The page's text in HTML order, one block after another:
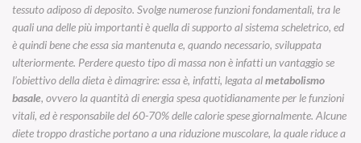
tessuto adiposo di deposito. Svolge numerose funzioni fondamentali, tra le
quali una delle più importanti è quella di supporto al sistema scheletrico, ed
è quindi bene che essa sia mantenuta e, quando necessario, sviluppata
ulteriormente. Perdere questo tipo di massa non è infatti un vantaggio se
l’obiettivo della dieta è dimagrire: essa è, infatti, legata almetabolismo
basale, ovvero la quantità di energia spesa quotidianamente per le funzioni
vitali, ed è responsabile del 60-70% delle calorie spese giornalmente. Alcune
diete troppo drastiche portano a una riduzione muscolare, la quale riduce a